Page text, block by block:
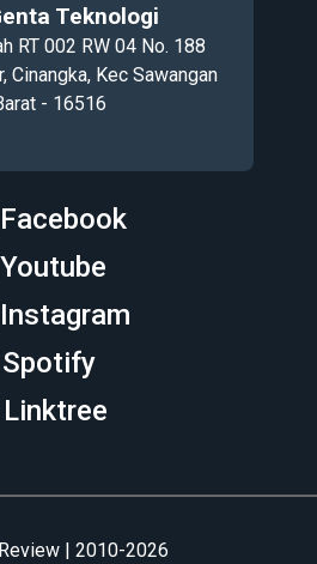
Teknologi
RT 002 RW 04 No. 188
Cinangka, Kec Sawangan
- 16516
Facebook
Youtube
Instagram
Spotify
Linktree
| 2010-2026